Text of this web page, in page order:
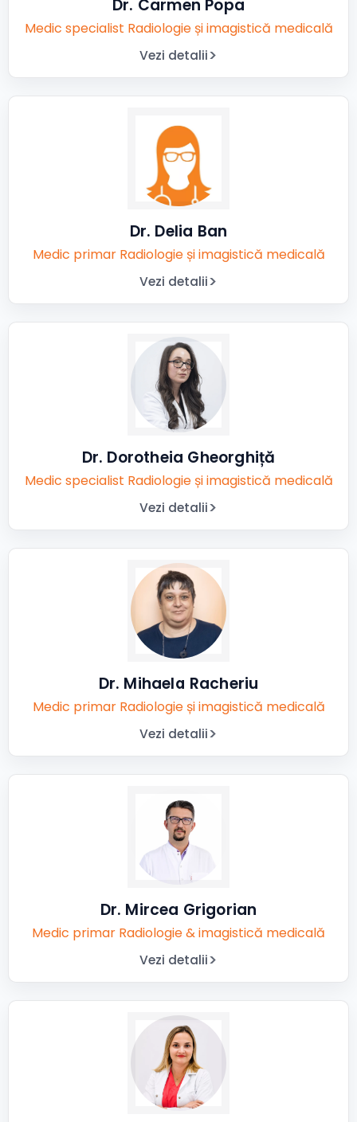
Dr. Carmen Popa
Medic specialist Radiologie și imagistică medicală
Vezi detalii
Dr. Delia Ban
Medic primar Radiologie și imagistică medicală
Vezi detalii
Dr. Dorotheia Gheorghiță
Medic specialist Radiologie și imagistică medicală
Vezi detalii
Dr. Mihaela Racheriu
Medic primar Radiologie și imagistică medicală
Vezi detalii
Dr. Mircea Grigorian
Medic primar Radiologie & imagistică medicală
Vezi detalii